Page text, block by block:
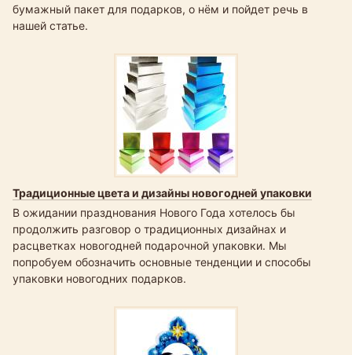
бумажный пакет для подарков, о нём и пойдет речь в
нашей статье.
Традиционные цвета и дизайны новогодней упаковки
В ожидании празднования Нового Года хотелось бы
продолжить разговор о традиционных дизайнах и
расцветках новогодней подарочной упаковки. Мы
попробуем обозначить основные тенденции и способы
упаковки новогодних подарков.